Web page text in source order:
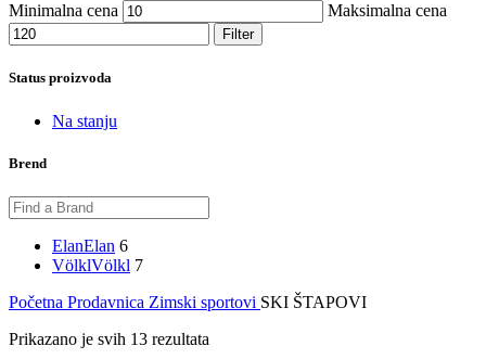
Minimalna cena Maksimalna cena
Filter
Status proizvoda
Na stanju
Brend
ElanElan 6
VölklVölkl 7
Početna Prodavnica Zimski sportovi SKI ŠTAPOVI
Prikazano je svih 13 rezultata